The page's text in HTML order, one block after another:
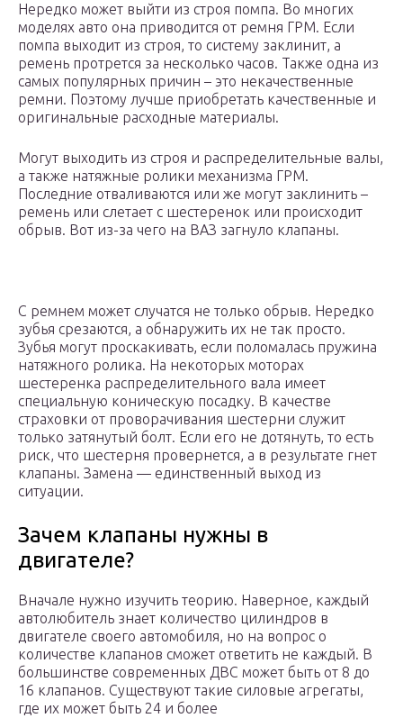
Нередко может выйти из строя помпа. Во многих
моделях авто она приводится от ремня ГРМ. Если
помпа выходит из строя, то систему заклинит, а
ремень протрется за несколько часов. Также одна из
самых популярных причин – это некачественные
ремни. Поэтому лучше приобретать качественные и
оригинальные расходные материалы.
Могут выходить из строя и распределительные валы,
а также натяжные ролики механизма ГРМ.
Последние отваливаются или же могут заклинить –
ремень или слетает с шестеренок или происходит
обрыв. Вот из-за чего на ВАЗ загнуло клапаны.
С ремнем может случатся не только обрыв. Нередко
зубья срезаются, а обнаружить их не так просто.
Зубья могут проскакивать, если поломалась пружина
натяжного ролика. На некоторых моторах
шестеренка распределительного вала имеет
специальную коническую посадку. В качестве
страховки от проворачивания шестерни служит
только затянутый болт. Если его не дотянуть, то есть
риск, что шестерня провернется, а в результате гнет
клапаны. Замена — единственный выход из
ситуации.
Зачем клапаны нужны в
двигателе?
Вначале нужно изучить теорию. Наверное, каждый
автолюбитель знает количество цилиндров в
двигателе своего автомобиля, но на вопрос о
количестве клапанов сможет ответить не каждый. В
большинстве современных ДВС может быть от 8 до
16 клапанов. Существуют такие силовые агрегаты,
где их может быть 24 и более